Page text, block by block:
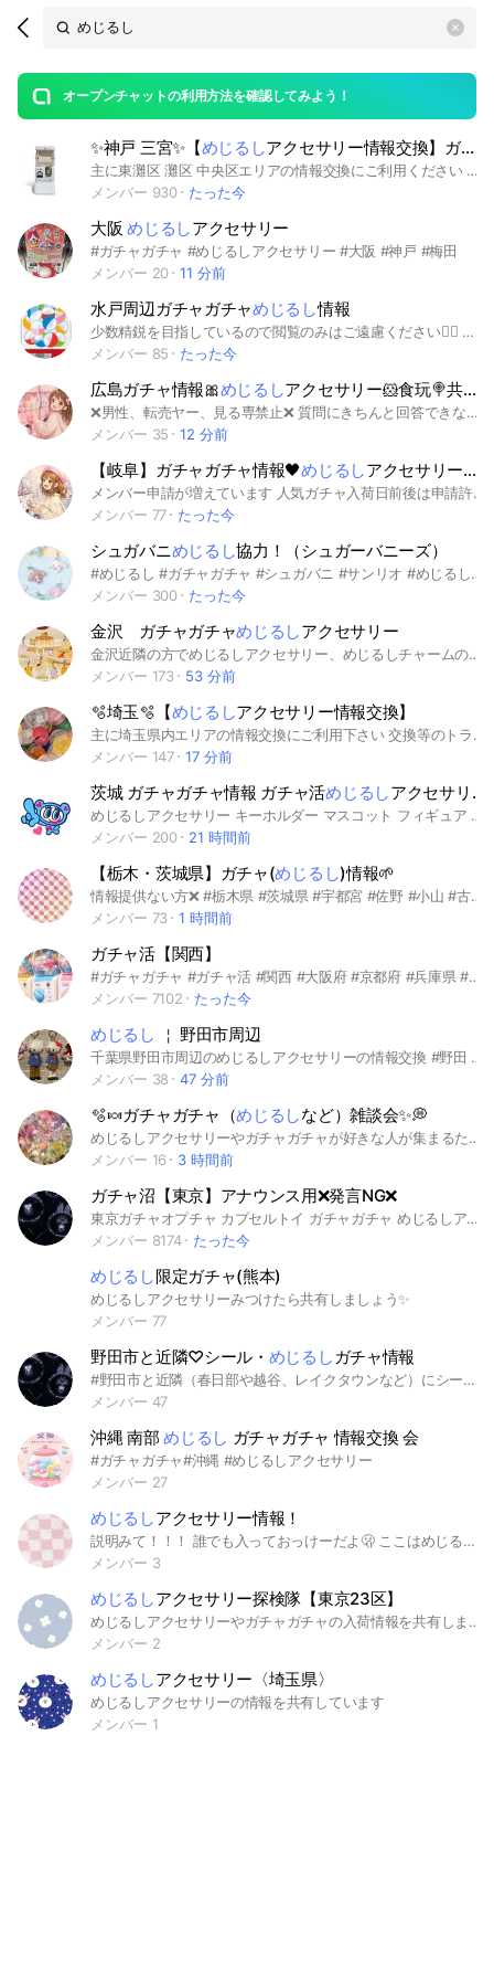
Search
OpenChats
messages
search
area
オープンチャットの利用方法を確認してみよう！
open
✨神戸 三宮✨【めじるしアクセサリー情報交換】ガチャガチャ
主に東灘区 灘区 中央区エリアの情報交換にご利用ください 交換等のトラブルの責任は一切負いませんのでご了承ください #C-pla神戸マルイ #C-pla三宮センター街 #C-pla三宮駅前 #C-pla御影クラッセ #ドリームカプセル神戸ハーバーランドumie #カプセルラボ神戸南京町 #カプセルラボ三宮 #ガチャ牧場三宮センター街本店 #ガチャ牧場ブルメールHAT神戸 #マルダイ #めじるしアクセサリー #神戸 #三宮
メンバー 930
たった今
大阪めじるしアクセサリー
#ガチャガチャ #めじるしアクセサリー #大阪 #神戸 #梅田
メンバー 20
11 分前
水戸周辺ガチャガチャめじるし情報
少数精鋭を目指しているので閲覧のみはご遠慮ください🙇‍♀️ 参加後２週間程度発言がない場合は、退会対応とさせていただきます。 シール、食玩情報や交換等にもお使いいただければと思います❗️ 水戸周辺メインで考えておりますがその他も🙆‍♀️ #ガチャガチャ #めじるしアクセサリー #水戸 #茨城
メンバー 85
たった今
広島ガチャ情報🎀めじるしアクセサリー🐹食玩🍭共有オプチャ
❌男性、転売ヤー、見る専禁止❌ 質問にきちんと回答できない方は読んでないとみなしておりますので許可しません。 また、人気ガチャ入荷前は申請許可しないです🙅🏼‍♀️ ⚠️参加後【大事なノート】を必ず読んでください ⚠️24時間以内に【大事なノート】に記載していることが出来ていない場合、強制退会になります めじるしアクセサリー、フィギュア、平成女児関連ガチャ、即完が予想される人気なガチャ、食玩などをメインに少数精鋭で入荷日予測、在庫情報など共有していきます！ ぜひガチャ活に役立ててください❕ ⚠️一度強制退会・自主退会した場合再参加不可 ⚠️大事なノート、アナウンスを読まない方、ルールが守れない方、見る専の他力本願の方は参加しないでください #ガチャガチャ #ガチャ #広島 #ガシャポン #サンリオ #たまごっち #ちいかわ #ディズニー #めじるしアクセサリー #キャラクター #平成女児 #食玩 #広島市 #安芸郡 #東広島 #呉 #福山 #尾道 #安佐南区 #安佐北区
メンバー 35
12 分前
【岐阜】ガチャガチャ情報🖤めじるしアクセサリー🧸サンリオ🫧平成女児🎀キャラクター🐰共有オプチャ
メンバー申請が増えています 人気ガチャ入荷日前後は申請許可しません ⚠️大事なノート必読⚠️ ❌男性・転売ヤー ❌発言無い方・見る専の方 ❌大事なノートを見ていない方 ❌初回の挨拶が無い方 ❌参加後名前の変更が無い方 ❌ルールが守れない方 ⬆️強制退会になります 強制退会・自主退会共に再参加不可 【上限100名】少数精鋭で岐阜県内のガチャガチャ・食玩情報を共有 被ったガチャなどを交換するオプチャです🫶🏻 めじるしアクセサリー、平成女児関連ガチャ、即完が予想される人気なガチャ、食玩などをメインに少数精鋭で入荷日予測、在庫情報など共有していきます！ ガチャ活に役立ててください🫧 #ガチャガチャ#岐阜#ガシャポン#サンリオ#ちいかわ#ディズニー#めじるしアクセサリー#キャラクター#平成女児#シール#食玩#岐阜県#岐阜市#各務原市#本巣市#可児市#羽島市#山県市#瑞穂市#大垣市#海津市#関市#美濃加茂市#郡上市#多治見市#中津川市#恵那市#中津川市#高山市#土岐市#飛騨市下呂市
メンバー 77
たった今
シュガバニめじるし協力！（シュガーバニーズ）
#めじるし #ガチャガチャ #シュガバニ #サンリオ #めじるしアクセサリー #キャラクター #可愛い #協力 今週からのシュガバニめじるし協力・交換・情報共有オプです。 トラブル防止の為、店舗の画像を載せるのはご遠慮下さい（店舗名は🙆‍♀️）
メンバー 300
たった今
金沢 ガチャガチャめじるしアクセサリー
金沢近隣の方でめじるしアクセサリー、めじるしチャームの情報収集、交換や譲渡のオープンチャットを作ってみました！ 荒らし対策で承認制にしています。 ご協力お願いいたします🤲 めじるし以外のガチャも交換募集は多少OKですが、強制しないでいただきたいです！ めじるし以外のものの交換を多数出している場合は投稿削除させていただきます。 シール、食玩、ブラインド商品、一番くじ等ガチャと関係ないものの交換、買取募集はやめてください😭 こちらも見つけ次第削除いたします… 人気のものの高額転売等が見つかった場合、強制退会させていただきます。 参加後ノートの確認をお願いいたします🙌！ #金沢 #野々市 #白山 #内灘 #かほく #めじるしアクセサリー #めじるしチャーム #ガチャガチャ #ガシャポン #交換 #買取 #譲渡 #情報交換
メンバー 173
53 分前
🫧埼玉🫧【めじるしアクセサリー情報交換】
主に埼玉県内エリアの情報交換にご利用下さい 交換等のトラブルについては一切責任は負いませんのでご了承ください🙇 #C-pla大宮マルイ #C-pla大宮アルシェ #C-plaコクーンシティさいたま新都心 #ガチャガチャの森イオンレイクタウン #ガチャガチャの森ららぽーと富士見 #ガシャポンのデパート大宮 #ガシャポンのデパート浦和 #ドリームカプセルイオンモール川口 #ドリームカプセルイオンモール羽生 #カプセルラボ大宮 #カプセルラボ川越 #アリオ上尾店&ガシャポンSHOP #マルダイ #めじるしアクセサリー #埼玉 #さいたま市 #大宮 #浦和 #川越 #川口 #越谷 #春日部 #熊谷 #所沢
メンバー 147
17 分前
茨城 ガチャガチャ情報 ガチャ活めじるしアクセサリー サンリオ ディズニー その他
めじるしアクセサリー キーホルダー マスコット フィギュア ガチャガチャ
メンバー 200
21 時間前
【栃木・茨城県】ガチャ(めじるし)情報🌱‬‪
情報提供ない方❌ #栃木県 #茨城県 #宇都宮 #佐野 #小山 #古河 #つくば #土浦 #水戸 #ひたちなか #カプセルトイ #ガチャガチャ #ミニュア #めじるしアクセサリー
メンバー 73
1 時間前
ガチャ活【関西】
#ガチャガチャ #ガチャ活 #関西 #大阪府 #京都府 #兵庫県 #大阪 #梅田 #枚方 #京都 #八幡 #京田辺 #宇治 #兵庫 #神戸 #西宮 #姫路 #ちいかわ #しずくちゃん #たまごっち #ケロロ軍曹 #めじるしチャーム
メンバー 7102
たった今
めじるし ￤ 野田市周辺
千葉県野田市周辺のめじるしアクセサリーの情報交換 #野田 #流山 #柏 #春日部 #松伏 #吉川 #越谷 #千葉 #埼玉 #めじるしアクセサリー #ガチャガチャ
メンバー 38
47 分前
🫧🍬ガチャガチャ（めじるしなど）雑談会✨️💭
めじるしアクセサリーやガチャガチャが好きな人が集まるたところだよ！！ガチャガチャの情報を共有したり、ガチャガチャの話をしたりするよ！即抜け❌楽しいから参加してね💗
メンバー 16
3 時間前
ガチャ沼【東京】アナウンス用❌️発言NG❌️
東京ガチャオプチャ カプセルトイ ガチャガチャ めじるしアクセサリー めじるしチャーム 東京都 東京23区
メンバー 8174
たった今
めじるし限定ガチャ(熊本)
めじるしアクセサリーみつけたら共有しましょう✨️
メンバー 77
野田市と近隣♡シール・ めじるし ガチャ情報
#野田市と近隣（春日部や越谷、レイクタウンなど）にシールや、めじるしガチャがあるところの情報交換をしましょう♡
メンバー 47
沖縄 南部めじるし ガチャガチャ 情報交換 会
#ガチャガチャ#沖縄 #めじるしアクセサリー
メンバー 27
めじるしアクセサリー情報！
説明みて！！！ 誰でも入っておっけーだよ🫢 ここはめじるしアクセサリーの販売予定やよく入荷している所などを教え合うところだよ😖︎💕︎︎ 例えば 来週から〇〇のめじるし販売だよ！ 東京の（店舗の名前）に〇〇のめじるしあった！ （店舗の名前）は入荷されやすい！ とかを書いてね！ そして荒らしはやめてください‪✕‬ 荒らしをした場合強制退会です。 めじるしアクセサリー以外の話はやめてください😓 みんなでめじるしアクセサリー沢山GETしよう！！ 情報教え合うぞ！ #めじるしアクセサリー
メンバー 3
めじるしアクセサリー探検隊【東京23区】
めじるしアクセサリーやガチャガチャの入荷情報を共有しませんか？ #ガチャガチャ #めじるしアクセサリー #東京 #東京23区 #ガチャ活 #ガチャパト #ガチャポン
メンバー 2
めじるしアクセサリー〈埼玉県〉
めじるしアクセサリーの情報を共有しています
メンバー 1